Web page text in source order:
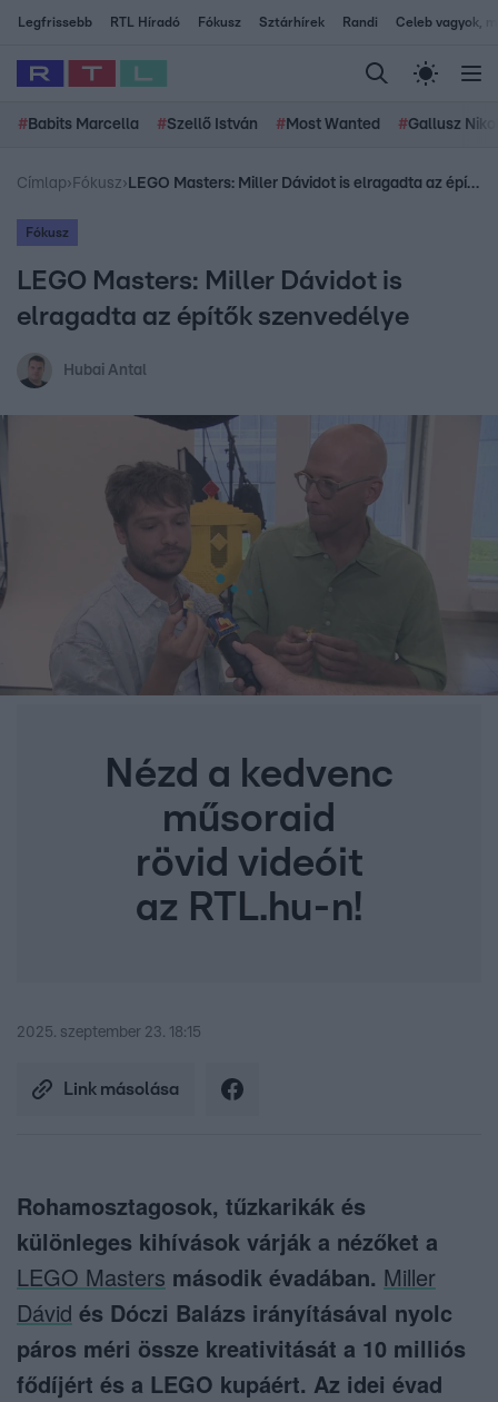
Legfrissebb RTL Híradó Fókusz Sztárhírek Randi Celeb vagyok,
# Babits Marcella #Szellő István # Most Wanted #Gallusz
Címlap› Fókusz› LEGO Masters: Miller Dávidot is elragadta az építők szenvedélye
Fókusz
LEGO Masters: Miller Dávidot is
elragadta az építők szenvedélye
Hubai Antal
Nézd a kedvenc
műsoraid
rövid videóit
az RTL.hu-n!
2025. szeptember 23. 18:15
Link másolása
Rohamosztagosok, tűzkarikák és
különleges kihívások várják a nézőket a
LEGO Masters második évadában. Miller
Dávid és Dóczi Balázs irányításával nyolc
páros méri össze kreativitását a 10 milliós
fődíjért és a LEGO kupáért. Az idei évad